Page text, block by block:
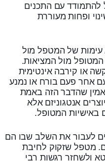
להתמודד עם התכנים
ופחות מעוררת
עימות של המטפל מול
מול המציאות.
או קירבה אינטימית
אחר פעם בורח או נמנע
שהדבר הזה באמת
אנטגוניזם אלא
באישיות המטופל.
לעבור את השלב שבו הם
מטפל שזקוק לחיבת
ולשחזר רגשות רבי